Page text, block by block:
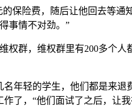
保险费，随后让他回去等通
事情不对劲。”
群，维权群里有200多个人
年轻的学生，他们都是来退
了，“他们面试了之后，让